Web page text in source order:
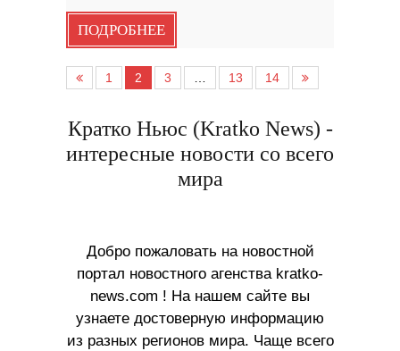
ПОДРОБНЕЕ
1 2 3 … 13 14
Кратко Ньюс (Kratko News) -
интересные новости со всего
мира
Добро пожаловать на новостной
портал новостного агенства kratko-
news.com ! На нашем сайте вы
узнаете достоверную информацию
из разных регионов мира. Чаще всего